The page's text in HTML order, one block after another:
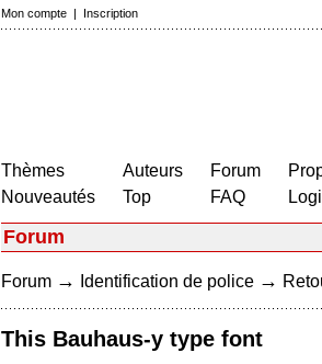
Mon compte | Inscription
Thèmes
Nouveautés
Auteurs
Top
Forum
FAQ
Forum
Forum → Identification de police →
This Bauhaus-y type font